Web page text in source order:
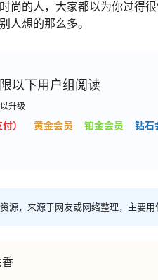
尚的人，大家都以为你过得
人想的那么多。
以下用户组阅读
升级
） 黄金会员 铂金会员 钻石
源，来源于网友或网络整理，主要